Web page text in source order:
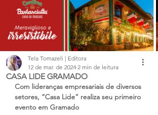
CASA LIDE GRAMADO
Tela Tomazeli | Editora
12 de mar. de 2024 2 min de leitura
Com lideranças empresariais de diversos
setores, “Casa Lide” realiza seu primeiro
evento em Gramado